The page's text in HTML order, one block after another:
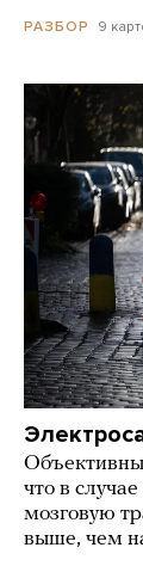
РАЗБОР 9
что в
мозговую
выше, чем